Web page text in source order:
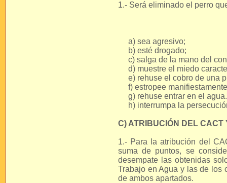
1.- Será eliminado el perro
a) sea agresivo;
b) esté drogado;
c) salga de la mano del
d) muestre el miedo
e) rehuse el cobro de una
f) estropee
g) rehuse entrar en el agua.
h) interrumpa la
C) ATRIBUCIÓN DEL CACT
1.- Para la atribución del
suma de puntos, se
desempate las obtenidas
Trabajo en Agua y las de los
de ambos apartados.